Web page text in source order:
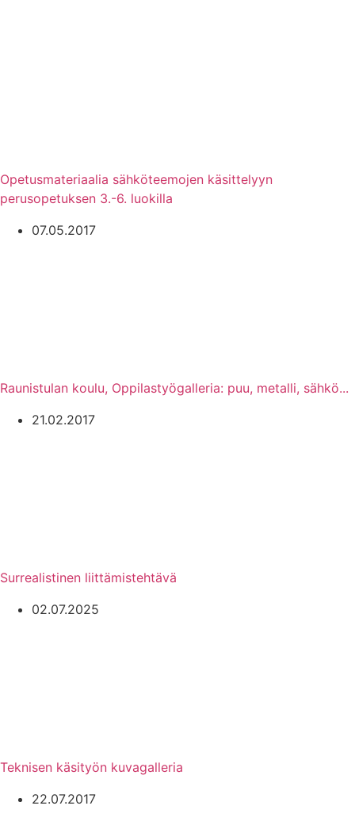
Opetusmateriaalia sähköteemojen käsittelyyn
perusopetuksen 3.-6. luokilla
07.05.2017
Raunistulan koulu, Oppilastyögalleria: puu, metalli, sähkö...
21.02.2017
Surrealistinen liittämistehtävä
02.07.2025
Teknisen käsityön kuvagalleria
22.07.2017